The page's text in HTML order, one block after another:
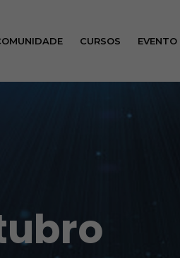
CURSOS EVENTO